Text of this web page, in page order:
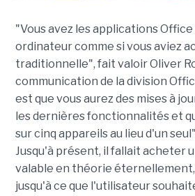
"Vous avez les applications
ordinateur comme si vous aviez
traditionnelle", fait valoir Oliver
communication de la division
est que vous aurez des mises à
les dernières fonctionnalités et
sur cinq appareils au lieu d'un
Jusqu'à présent, il fallait acheter
valable en théorie éternellement,
jusqu'à ce que l'utilisateur